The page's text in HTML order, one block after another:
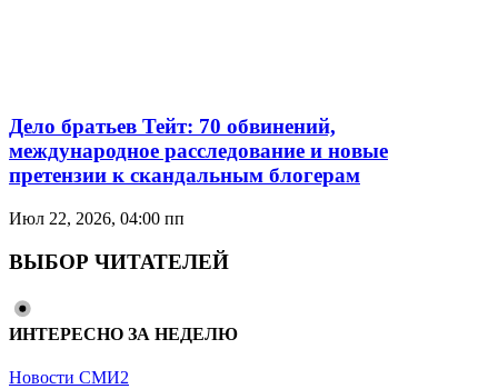
Дело братьев Тейт: 70 обвинений,
международное расследование и новые
претензии к скандальным блогерам
Июл 22, 2026, 04:00 пп
ВЫБОР ЧИТАТЕЛЕЙ
ИНТЕРЕСНО ЗА НЕДЕЛЮ
Новости СМИ2